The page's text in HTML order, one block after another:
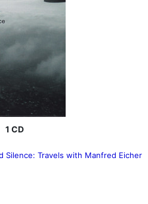
1 CD
Silence: Travels with Manfred Eicher